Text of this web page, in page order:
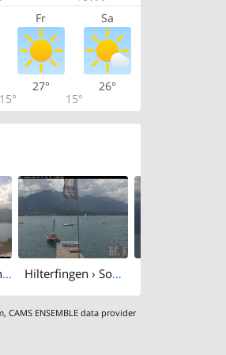
Fr Sa
15°
27°
15°
26°
Bowil: Lake Thun - Niesen Hilterfingen › South-west: Lake Thun
,CAMS ENSEMBLE data provider